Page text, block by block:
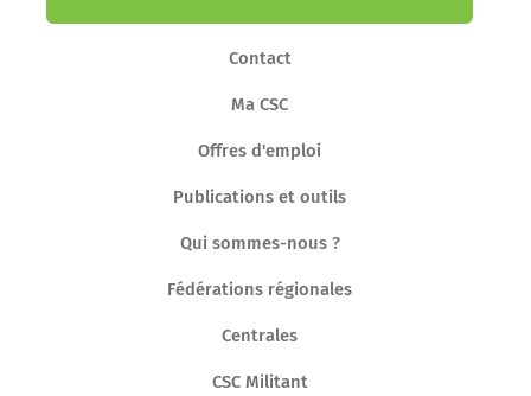
Contact
Ma CSC
Offres d'emploi
Publications et outils
Qui sommes-nous ?
Fédérations régionales
Centrales
CSC Militant